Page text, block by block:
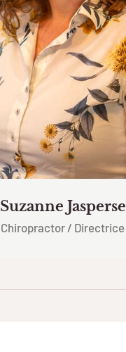
Suzanne Jasperse
Chiropractor / Directrice